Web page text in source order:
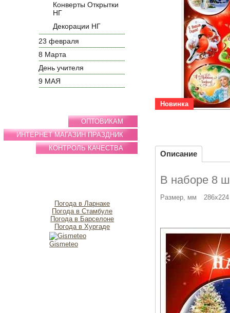
Новинка
Описание
В наборе 8
Размер, мм 286х224
Конверты Открытки
НГ
Декорации НГ
23 февраля
8 Марта
День учителя
9 МАЯ
ОПТОВИКАМ
ИНТЕРНЕТ МАГАЗИН ПРАЗДНИК
КОНТРОЛЬ КАЧЕСТВА
Погода в Ларнаке
Погода в Стамбуле
Погода в Барселоне
Погода в Хургаде
Gismeteo